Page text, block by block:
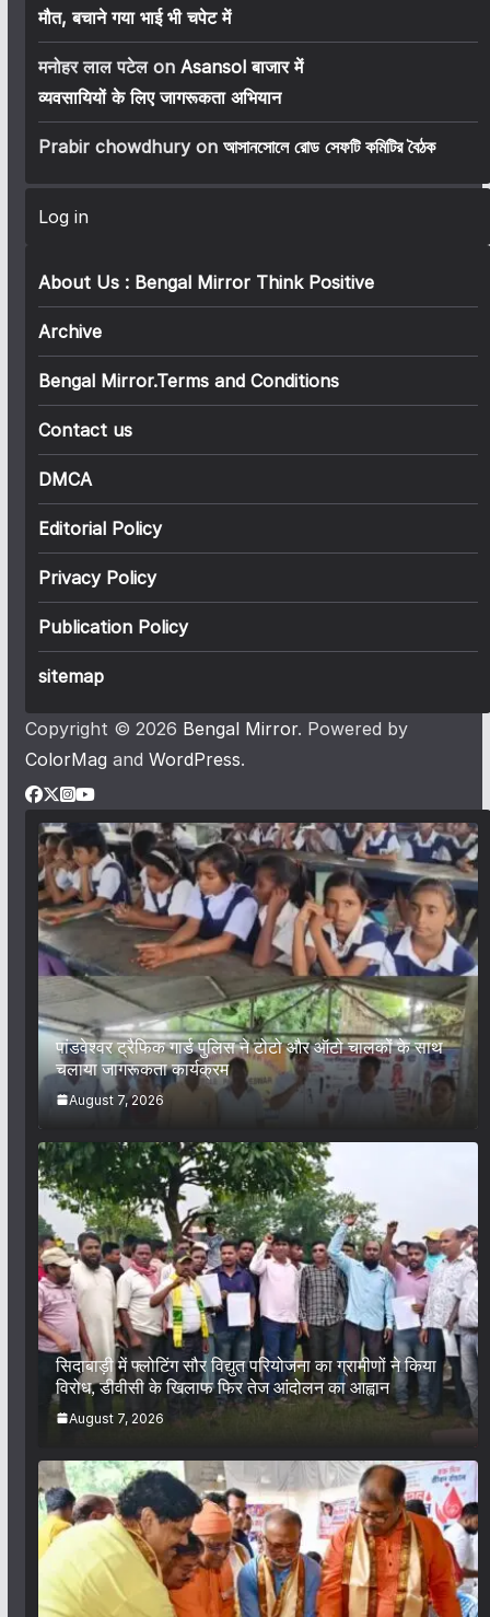
मौत, बचाने गया भाई भी चपेट में
मनोहर लाल पटेलon Asansol बाजार में
व्यवसायियों के लिए जागरूकता अभियान
Prabir chowdhuryon আসানসোলে রোড সেফটি কমিটির বৈঠক
Log in
About Us : Bengal Mirror Think Positive
Archive
Bengal Mirror.Terms and Conditions
Contact us
DMCA
Editorial Policy
Privacy Policy
Publication Policy
sitemap
Copyright © 2026 Bengal Mirror. Powered by
ColorMag and WordPress.
पांडवेश्वर ट्रैफिक गार्ड पुलिस ने टोटो और ऑटो चालकों के साथ
चलाया जागरूकता कार्यक्रम
August 7, 2026
सिदाबाड़ी में फ्लोटिंग सौर विद्युत परियोजना का ग्रामीणों ने किया
विरोध, डीवीसी के खिलाफ फिर तेज आंदोलन का आह्वान
August 7, 2026